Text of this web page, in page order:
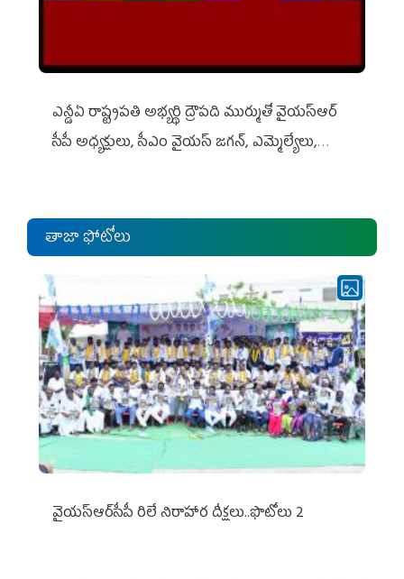
ఎన్డీఏ రాష్ట్ర‌ప‌తి అభ్య‌ర్థి ద్రౌప‌ది ముర్ముతో వైయ‌స్ఆర్
సీపీ అధ్య‌క్షులు, సీఎం వైయ‌స్ జ‌గ‌న్, ఎమ్మెల్యేలు,
తాజా ఫోటోలు
వైయ‌స్ఆర్‌సీపీ రిలే నిరాహార దీక్షలు..ఫొటోలు 2